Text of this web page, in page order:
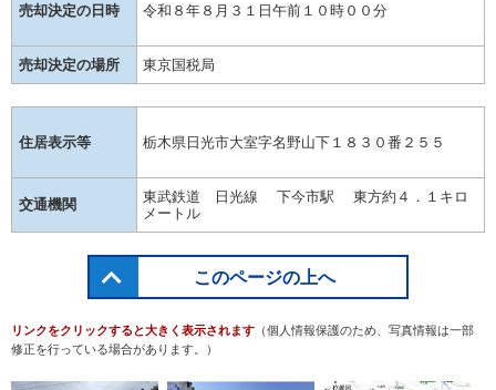
売却決定の日時 令和８年８月３１日午前１０時００分
売却決定の場所 東京国税局
住居表示等 栃木県日光市大室字名野山下１８３０番２５５
交通機関
東武鉄道 日光線 下今市駅 東方約４．１キロ
メートル
このページの上へ
リンクをクリックすると大きく表示されます （個人情報保護のため、写真情報は一部
修正を行っている場合があります。）